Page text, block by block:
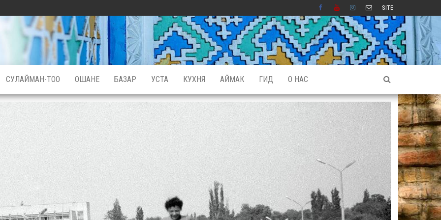
SITE
СУЛАЙМАН-ТОО ОШАНЕ БАЗАР УСТА КУХНЯ АЙМАК ГИД О НАС